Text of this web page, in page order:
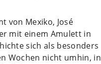
von Mexiko, José
mit einem Amulett in
sich als besonders
Wochen nicht umhin, in